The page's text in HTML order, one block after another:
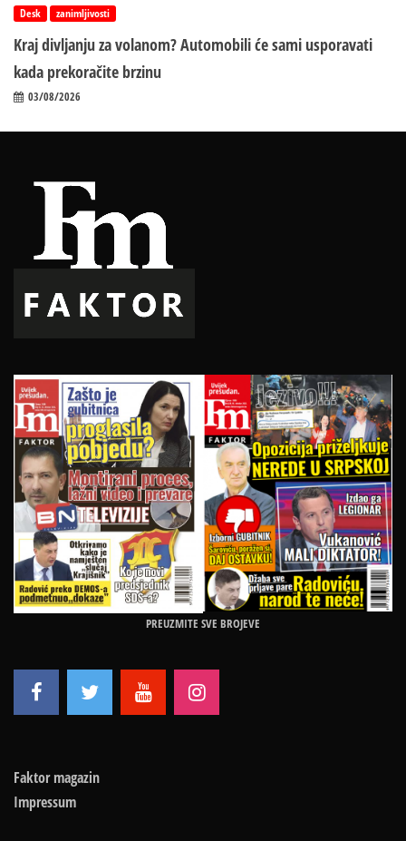
Desk zanimljivosti
Kraj divljanju za volanom? Automobili će sami usporavati
kada prekoračite brzinu
03/08/2026
PREUZMITE SVE BROJEVE
Faktor magazin
Impressum